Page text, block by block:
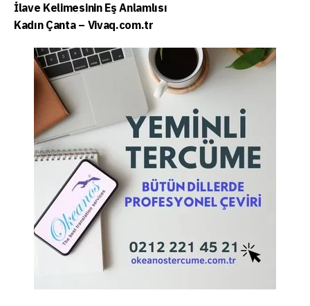
İlave Kelimesinin Eş Anlamlısı
Kadın Çanta – Vivaq.com.tr